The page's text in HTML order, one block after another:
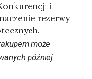
i
rezerwy
może
później